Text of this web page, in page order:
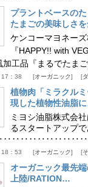
プラントベースの
たまごの美味しさ
ケンコーマヨネー
『HAPPY!! with
加工品『まるでたま
：38 オーガニック
植物肉「ミラクル
現した植物性油脂
ミヨシ油脂株式会
るスタートアップ
：53 オーガニック
オーガニック最先
上陸/RATION…